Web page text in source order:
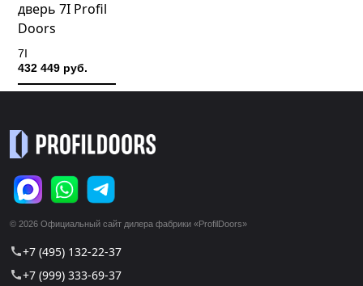
7I
432 449 руб.
© 2026 Официальный сайт дилера фабрики «ProfilDoors»
call+7 (495) 132-22-37
call+7 (999) 333-69-37